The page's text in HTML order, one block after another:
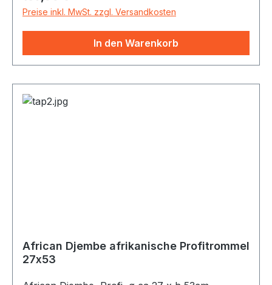
Preise inkl. MwSt. zzgl. Versandkosten
In den Warenkorb
African Djembe afrikanische Profitrommel
27x53